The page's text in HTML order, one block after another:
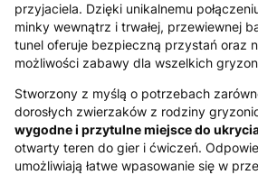
przyjaciela. Dzięki unikalnemu
minky wewnątrz i trwałej, przewiewnej
tunel oferuje bezpieczną przystań oraz
możliwości zabawy dla wszelkich
Stworzony z myślą o potrzebach
dorosłych zwierzaków z rodziny
wygodne i przytulne miejsce do
otwarty teren do gier i ćwiczeń.
umożliwiają łatwe wpasowanie się w